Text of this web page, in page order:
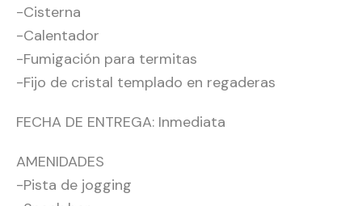
-Cisterna
-Calentador
-Fumigación para termitas
-Fijo de cristal templado en regaderas
FECHA DE ENTREGA: Inmediata
AMENIDADES
-Pista de jogging